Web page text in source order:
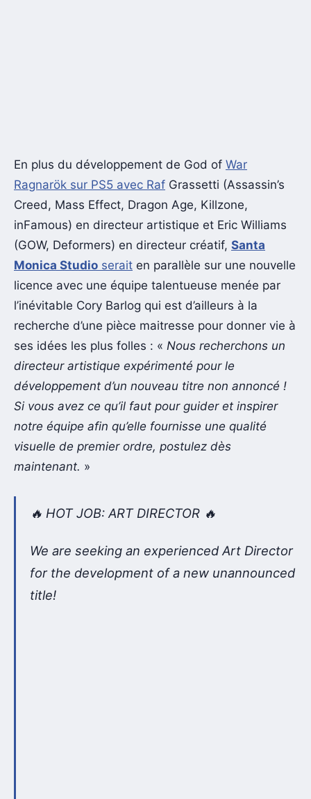
En plus du développement de God of War
Ragnarök sur PS5 avec Raf Grassetti (Assassin’s
Creed, Mass Effect, Dragon Age, Killzone,
inFamous) en directeur artistique et Eric Williams
(GOW, Deformers) en directeur créatif, Santa
Monica Studio serait en parallèle sur une nouvelle
licence avec une équipe talentueuse menée par
l’inévitable Cory Barlog qui est d’ailleurs à la
recherche d’une pièce maitresse pour donner vie à
ses idées les plus folles : « Nous recherchons un
directeur artistique expérimenté pour le
développement d’un nouveau titre non annoncé !
Si vous avez ce qu’il faut pour guider et inspirer
notre équipe afin qu’elle fournisse une qualité
visuelle de premier ordre, postulez dès
maintenant. »
🔥 HOT JOB: ART DIRECTOR 🔥
We are seeking an experienced Art Director
for the development of a new unannounced
title!